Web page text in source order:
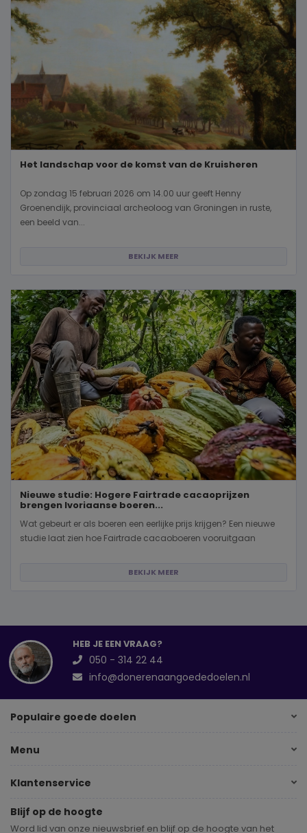
Het landschap voor de komst van de Kruisheren
Op zondag 15 februari 2026 om 14.00 uur geeft Henny
Groenendijk, provinciaal archeoloog van Groningen in ruste,
een beeld van...
BEKIJK MEER
Nieuwe studie: Hogere Fairtrade cacaoprijzen
brengen Ivoriaanse boeren...
Wat gebeurt er als boeren een eerlijke prijs krijgen? Een nieuwe
studie laat zien hoe Fairtrade cacaoboeren vooruitgaan
BEKIJK MEER
HEB JE EEN VRAAG?
050 - 314 22 44
info@donerenaangoededoelen.nl
Populaire goede doelen
Menu
Klantenservice
Blijf op de hoogte
Word lid van onze nieuwsbrief en blijf op de hoogte van het